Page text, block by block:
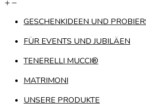
GESCHENKIDEEN UND
FÜR EVENTS UND JUBILÄEN
TENERELLI MUCCI®
MATRIMONI
UNSERE PRODUKTE